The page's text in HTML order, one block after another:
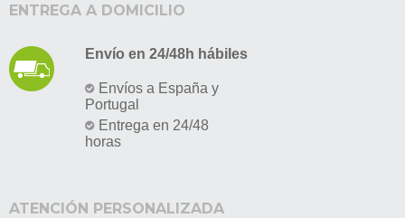
ENTREGA A DOMICILIO
Envío en 24/48h hábiles
Envíos a España y
Portugal
Entrega en 24/48
horas
ATENCIÓN PERSONALIZADA